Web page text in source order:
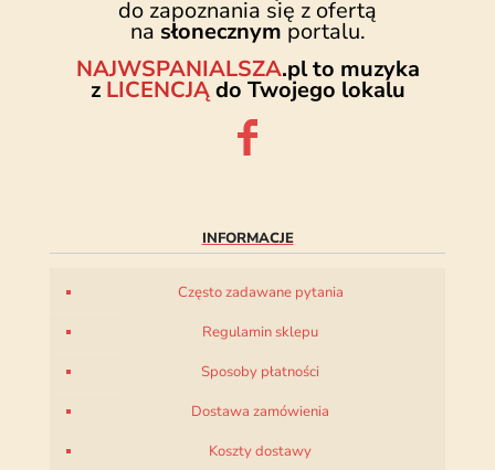
do zapoznania się z ofertą
na słonecznym portalu.
NAJWSPANIALSZA.pl to muzyka
z LICENCJĄdo Twojego lokalu
INFORMACJE
Często zadawane pytania
Regulamin sklepu
Sposoby płatności
Dostawa zamówienia
Koszty dostawy